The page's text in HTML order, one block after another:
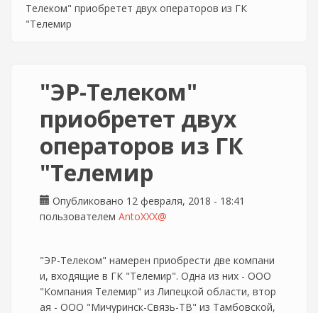
Телеком" приобретет двух операторов из ГК
"Телемир
"ЭР-Телеком"
приобретет двух
операторов из ГК
"Телемир
Опубликовано 12 февраля, 2018 - 18:41
пользователем AntoXXX@
"ЭР-Телеком" намерен приобрести две компани
и, входящие в ГК "Телемир". Одна из них - ООО
"Компания Телемир" из Липецкой области, втор
ая - ООО "Мичуринск-Связь-ТВ" из Тамбовской,